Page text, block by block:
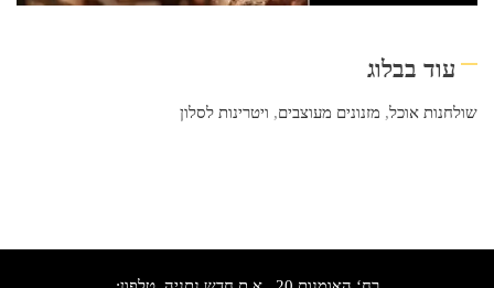
עוד בבלוג
שולחנות אוכל, מזנונים מעוצבים, ויטרינות לסלון